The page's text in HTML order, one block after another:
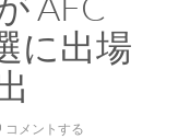
に出場
コメントする